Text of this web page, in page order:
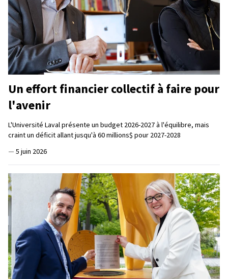
Un effort financier collectif à faire pour
l'avenir
L'Université Laval présente un budget 2026-2027 à l'équilibre, mais
craint un déficit allant jusqu'à 60 millions$ pour 2027-2028
— 5 juin 2026